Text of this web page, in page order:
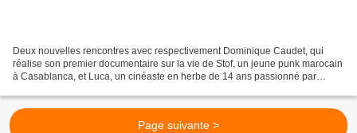
Deux nouvelles rencontres avec respectivement Dominique Caudet, qui
réalise son premier documentaire sur la vie de Stof, un jeune punk marocain
à Casablanca, et Luca, un cinéaste en herbe de 14 ans passionné par
Page suivante >